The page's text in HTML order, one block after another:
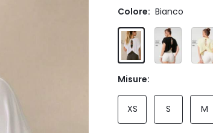
Colore: Bianco
Misure:
XS S M